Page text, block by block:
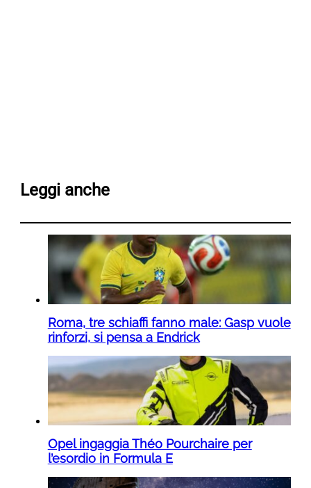
Leggi anche
Roma, tre schiaffi fanno male: Gasp vuole
rinforzi, si pensa a Endrick
Opel ingaggia Théo Pourchaire per
l’esordio in Formula E